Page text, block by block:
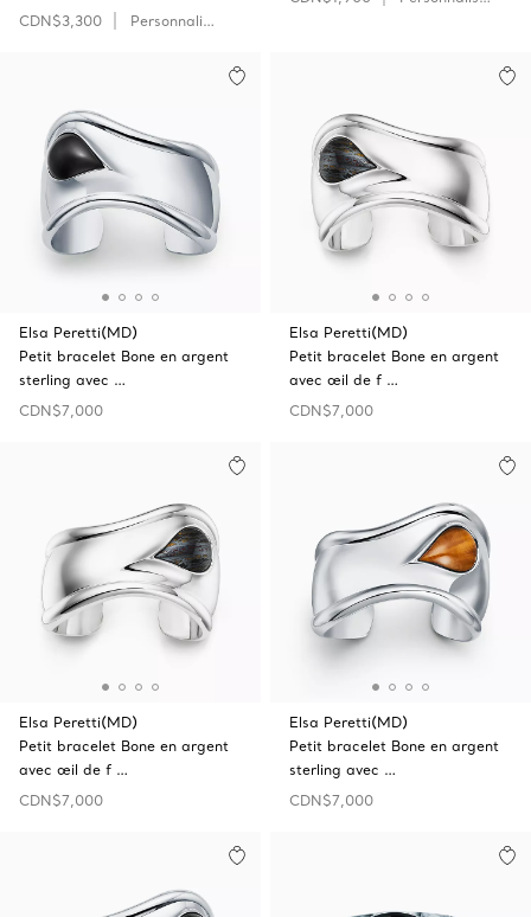
CDN$3,300 Personnaliser
Elsa Peretti(MD)
Petit bracelet Bone en argent
sterling avec …
CDN$7,000
Elsa Peretti(MD)
Petit bracelet Bone en argent
avec œil de f …
CDN$7,000
Elsa Peretti(MD)
Petit bracelet Bone en argent
avec œil de f …
CDN$7,000
Elsa Peretti(MD)
Petit bracelet Bone en argent
sterling avec …
CDN$7,000